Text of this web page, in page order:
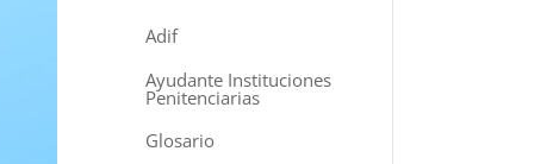
Adif
Ayudante Instituciones
Penitenciarias
Glosario